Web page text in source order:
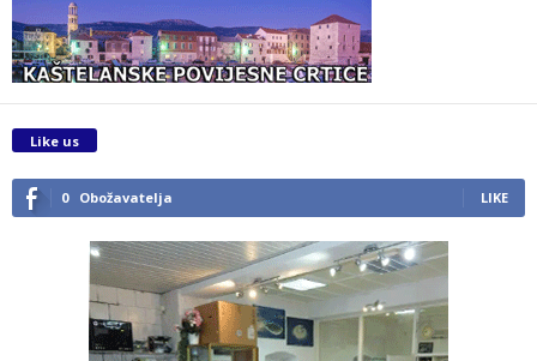
Like us
0 Obožavatelja LIKE